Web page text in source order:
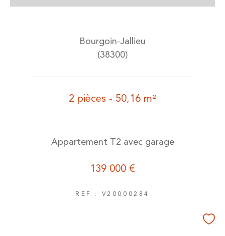
Bourgoin-Jallieu
(38300)
2 pièces - 50,16 m²
Appartement T2 avec garage
139 000 €
REF : V20000284